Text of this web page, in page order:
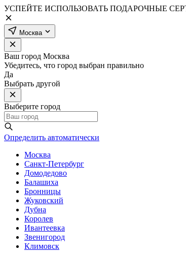
УСПЕЙТЕ ИСПОЛЬЗОВАТЬ ПОДАРОЧНЫЕ
Москва
Ваш город Москва
Убедитесь, что город выбран правильно
Да
Выбрать другой
Выберите город
Определить автоматически
Москва
Санкт-Петербург
Домодедово
Балашиха
Бронницы
Жуковский
Дубна
Королев
Ивантеевка
Звенигород
Климовск